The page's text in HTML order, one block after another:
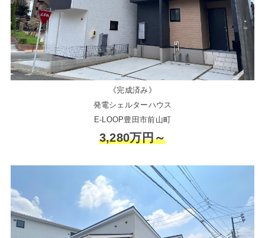
《完成済み》
発電シェルターハウス
E-LOOP豊田市前山町
3,280万円～